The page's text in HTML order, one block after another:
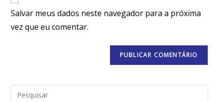
Salvar meus dados neste navegador para a próxima
vez que eu comentar.